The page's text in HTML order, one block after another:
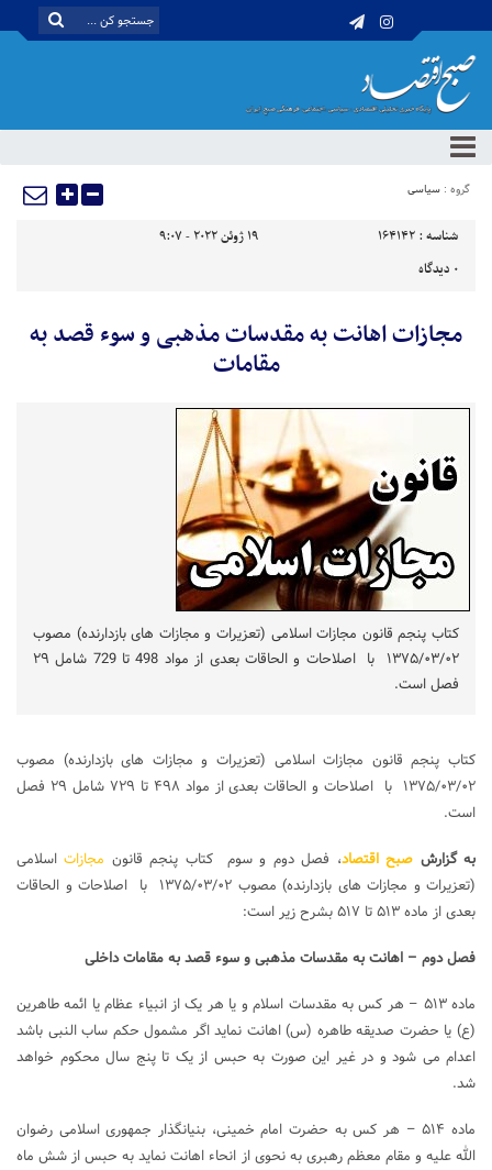
گروه : سیاسی
شناسه : 164142
19 ژوئن 2022 - 9:07
0 دیدگاه
مجازات اهانت به مقدسات مذهبی و سوء‌ قصد به
مقامات
کتاب پنجم قانون مجازات اسلامی (‌تعزیرات و مجازات ‌های بازدارنده) مصوب
۱۳۷۵/۰۳/۰۲ با اصلاحات و الحاقات بعدی از مواد 498 تا 729 شامل ۲۹
فصل است.
کتاب پنجم قانون مجازات اسلامی (‌تعزیرات و مجازات ‌های بازدارنده) مصوب
۱۳۷۵/۰۳/۰۲ با اصلاحات و الحاقات بعدی از مواد ۴۹۸ تا ۷۲۹ شامل ۲۹ فصل
است.
به گزارش صبح اقتصاد، فصل دوم و سوم کتاب پنجم قانون مجازاتاسلامی
(‌تعزیرات و مجازات ‌های بازدارنده) مصوب ۱۳۷۵/۰۳/۰۲ با اصلاحات و الحاقات
بعدی از ماده ۵۱۳ تا ۵۱۷ بشرح زیر است:
فصل دوم – اهانت به مقدسات مذهبی و سوء‌ قصد به مقامات داخلی
ماده ۵۱۳ – هر کس به مقدسات اسلام و یا هر یک از انبیاء عظام یا ائمه طاهرین
(ع) یا حضرت صدیقه طاهره (س) اهانت نماید اگر مشمول حکم‌ ساب ‌النبی باشد
اعدام می‌ شود و در غیر این صورت به حبس از یک تا پنج سال محکوم خواهد
شد.
ماده ۵۱۴ – هر کس به حضرت امام خمینی، بنیانگذار جمهوری اسلامی رضوان
‌الله علیه و مقام معظم رهبری به نحوی از انحاء اهانت نماید به حبس‌ از شش ماه